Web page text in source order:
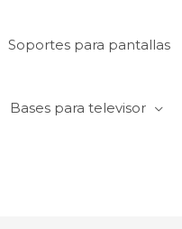
Soportes para pantallas
Bases para televisor